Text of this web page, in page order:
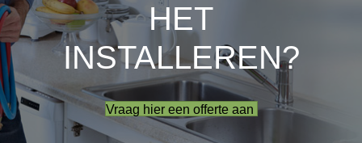
HET
INSTALLEREN?
Vraag hier een offerte aan